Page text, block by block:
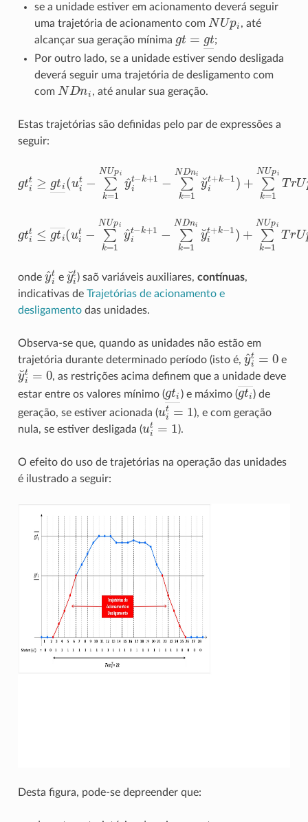
se a unidade estiver em acionamento deverá seguir
uma trajetória de acionamento com NUp
, até
alcançar sua geração mínima
t ―;
Por outro lado, se a unidade estiver sendo desligada
deverá seguir uma trajetória de desligamento com
com NDn , até anular sua geração.
Estas trajetórias são definidas pelo par de expressões a
seguir:
t t≥ t ― ui ∑k=1NUpi it−k+1−∑k = 1 NDni y˘ t
t ≤gt― ui ∑k=1NUp it−k+1−∑k = 1 NDni y˘ t
onde y^ e y˘i
) saõ variáveis auxiliares,contínuas,
indicativas de Trajetórias de acionamento e
desligamentodas unidades.
Observa-se que, quando as unidades não estão em
trajetória durante determinado período (isto é, y^ =0 e
y˘ i 0, as restrições acima definem que a unidade deve
estar entre os valores mínimo (g t ―
) e máximo (gt―
) de
geração, se estiver acionada (uit= 1 ), e com geração
nula, se estiver desligada (u it 1 ).
O efeito do uso de trajetórias na operação das unidades
é ilustrado a seguir:
Desta figura, pode-se depreender que: